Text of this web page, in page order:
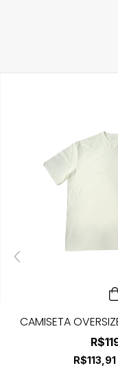
CAMISETA
R$113,91